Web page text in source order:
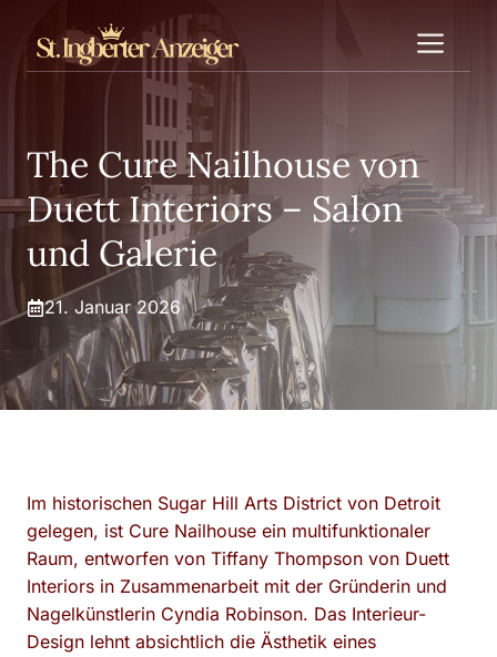
Inhalt
springen
The Cure Nailhouse von
Duett Interiors – Salon
und Galerie
21. Januar 2026
Im historischen Sugar Hill Arts District von Detroit
gelegen, ist Cure Nailhouse ein multifunktionaler
Raum, entworfen von Tiffany Thompson von Duett
Interiors in Zusammenarbeit mit der Gründerin und
Nagelkünstlerin Cyndia Robinson. Das Interieur-
Design lehnt absichtlich die Ästhetik eines